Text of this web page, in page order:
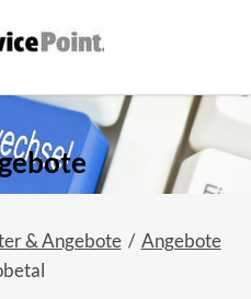
& Angebote
Angebote